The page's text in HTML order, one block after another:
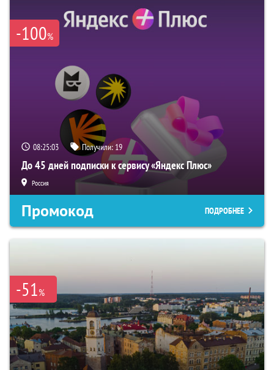
-100%
08:25:02 Получили: 19
До 45 дней подписки к сервису «Яндекс Плюс»
Россия
Промокод ПОДРОБНЕЕ
-51%